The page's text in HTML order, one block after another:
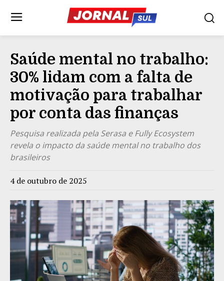
Saúde mental no trabalho:
30% lidam com a falta de
motivação para trabalhar
por conta das finanças
Pesquisa realizada pela Serasa e Fully Ecosystem
revela o impacto da saúde mental no trabalho dos
brasileiros
4 de outubro de 2025